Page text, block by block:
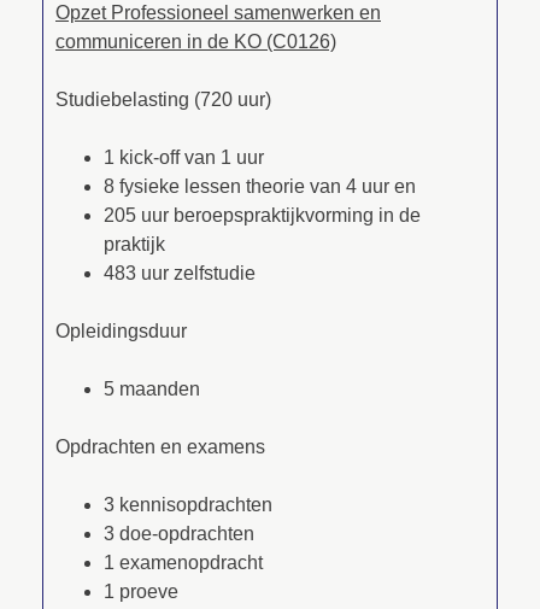
Opzet Professioneel samenwerken en
communiceren in de KO (C0126)
Studiebelasting (720 uur)
1 kick-off van 1 uur
8 fysieke lessen theorie van 4 uur en
205 uur beroepspraktijkvorming in de
praktijk
483 uur zelfstudie
Opleidingsduur
5 maanden
Opdrachten en examens
3 kennisopdrachten
3 doe-opdrachten
1 examenopdracht
1 proeve